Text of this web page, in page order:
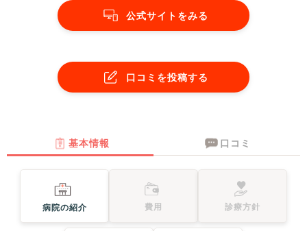
公式サイトをみる
口コミを投稿する
基本情報 口コミ
病院の紹介 費用 診療方針